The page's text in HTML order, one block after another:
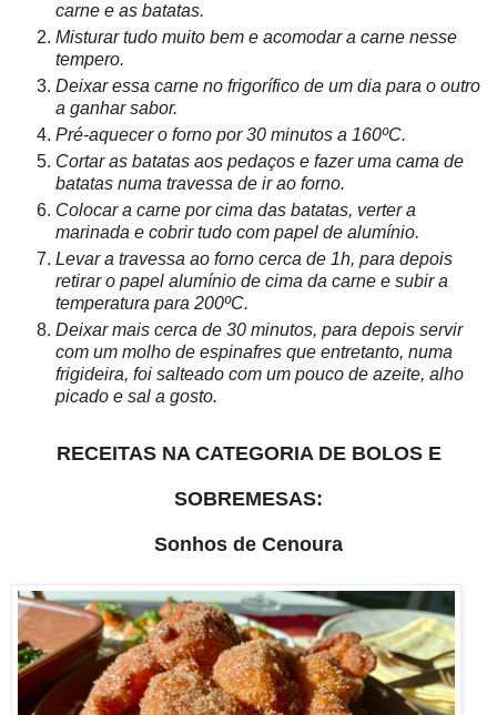
carne e as batatas.
Misturar tudo muito bem e acomodar a carne nesse
tempero.
Deixar essa carne no frigorífico de um dia para o outro
a ganhar sabor.
Pré-aquecer o forno por 30 minutos a 160ºC.
Cortar as batatas aos pedaços e fazer uma cama de
batatas numa travessa de ir ao forno.
Colocar a carne por cima das batatas, verter a
marinada e cobrir tudo com papel de alumínio.
Levar a travessa ao forno cerca de 1h, para depois
retirar o papel alumínio de cima da carne e subir a
temperatura para 200ºC.
Deixar mais cerca de 30 minutos, para depois servir
com um molho de espinafres que entretanto, numa
frigideira, foi salteado com um pouco de azeite, alho
picado e sal a gosto.
RECEITAS NA CATEGORIA DE BOLOS E
SOBREMESAS:
Sonhos de Cenoura